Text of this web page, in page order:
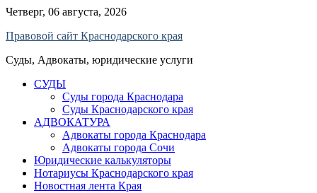
Skip
content
Четверг, 06 августа, 2026
Правовой сайт Краснодарского края
Суды, Адвокаты, юридические услуги
СУДЫ
Суды города Краснодара
Суды Краснодарского края
АДВОКАТУРА
Адвокаты города Краснодара
Адвокаты города Сочи
Юридические калькуляторы
Нотариусы Краснодарского края
Новостная лента Края